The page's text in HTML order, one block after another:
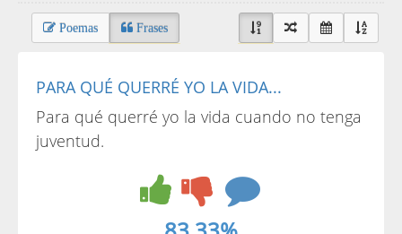
Poemas Frases
PARA QUÉ QUERRÉ YO LA VIDA...
Para qué querré yo la vida cuando no tenga
juventud.